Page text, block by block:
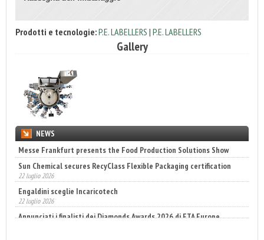
Prodotti e tecnologie:P.E. LABELLERS | P.E. LABELLERS
Gallery
NEWS
Sun Chemical secures RecyClass Flexible Packaging certification
22 luglio 2026
Engaldini sceglie Incaricotech
22 luglio 2026
Annunciati i finalisti dei Diamonds Awards 2026 di FTA Europe
14 luglio 2026